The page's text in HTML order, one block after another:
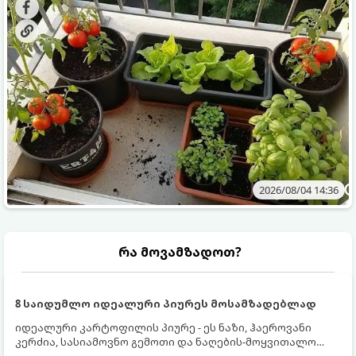
ბოსტნეულს მოკრეფთ.
და როგორ მოუაროთ მათ სწორად.
2026/08/04 14:36
რა მოვამზადოთ?
8 საიდუმლო იდეალური პიურეს მოსამზადებლად
იდეალური კარტოფილის პიურე - ეს ნაზი, ჰაეროვანი
კერძია, სასიამოვნო გემოთი და ნაღების-მოყვითალო